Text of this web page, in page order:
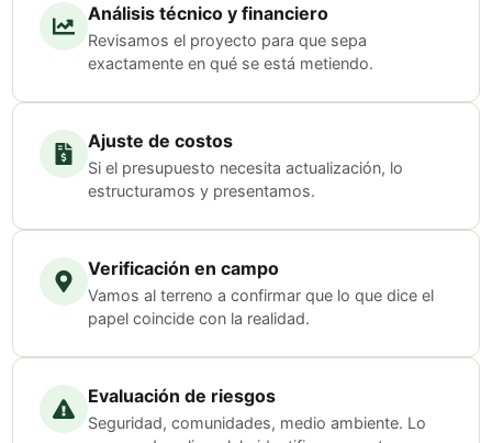
Análisis técnico y financiero
Revisamos el proyecto para que sepa
exactamente en qué se está metiendo.
Ajuste de costos
Si el presupuesto necesita actualización, lo
estructuramos y presentamos.
Verificación en campo
Vamos al terreno a confirmar que lo que dice el
papel coincide con la realidad.
Evaluación de riesgos
Seguridad, comunidades, medio ambiente. Lo